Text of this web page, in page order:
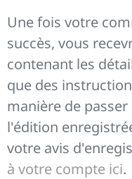
Une fois votre
succès, vous
contenant les
que des
manière de
l'édition
votre avis
à votre compte ici.